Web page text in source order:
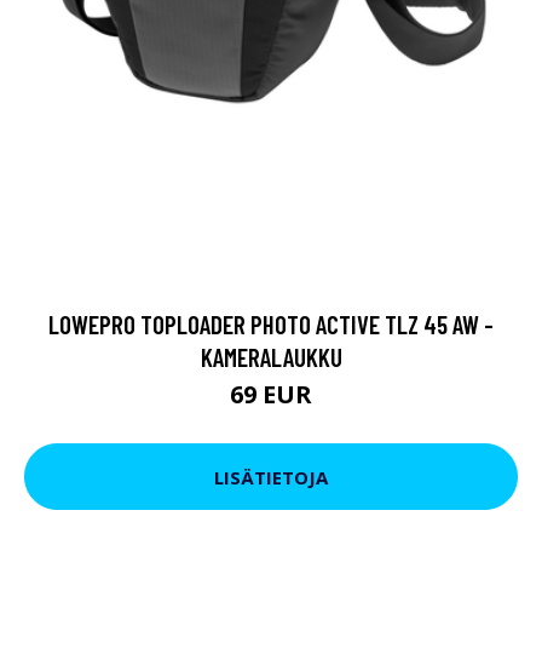
LOWEPRO TOPLOADER PHOTO ACTIVE TLZ 45 AW -
KAMERALAUKKU
69 EUR
LISÄTIETOJA